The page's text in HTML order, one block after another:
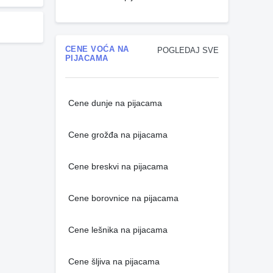
POGLEDAJ SVE
CENE VOĆA NA
PIJACAMA
Cene dunje na pijacama
Cene grožđa na pijacama
Cene breskvi na pijacama
Cene borovnice na pijacama
Cene lešnika na pijacama
Cene šljiva na pijacama